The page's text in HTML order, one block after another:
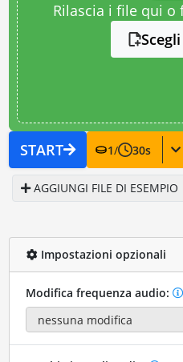
Rilascia i file qui o
START 1/ 30s
AGGIUNGI FILE DI ESEMPIO
Impostazioni opzionali
Modifica frequenza audio: